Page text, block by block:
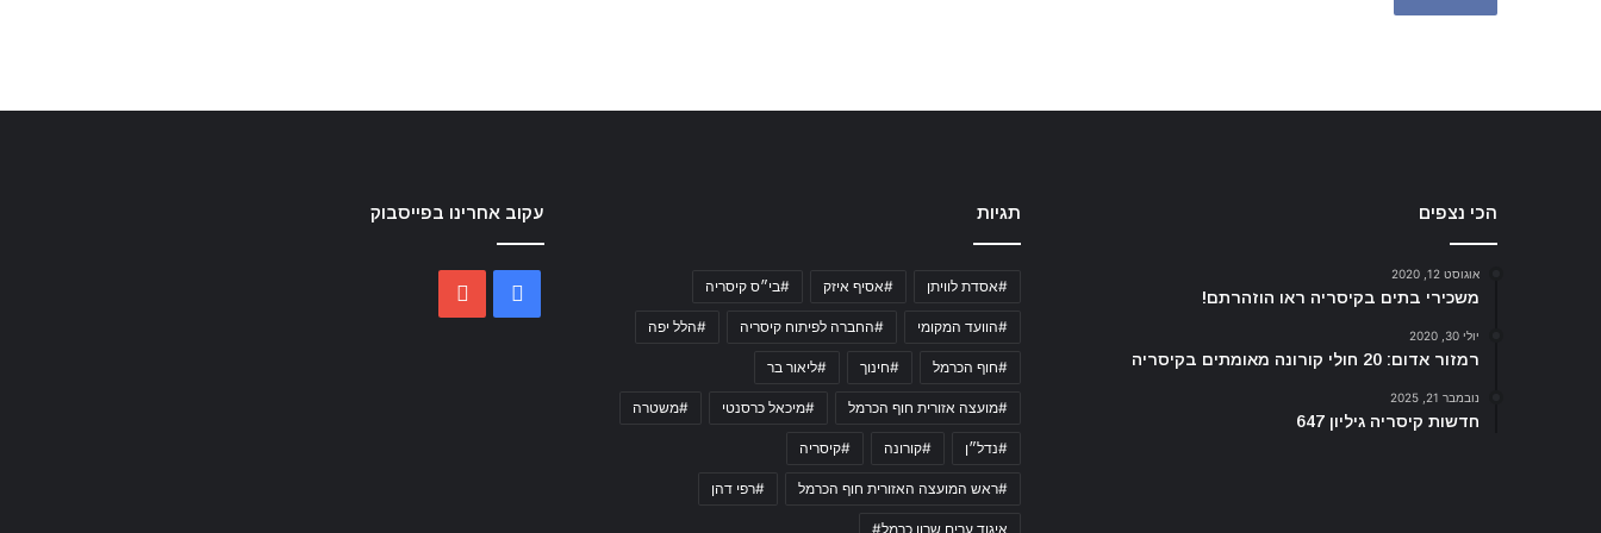
הכי נצפים
אוגוסט 12, 2020
משכירי בתים בקיסריה ראו הוזהרתם!
יולי 30, 2020
רמזור אדום: 20 חולי קורונה מאומתים בקיסריה
נובמבר 21, 2025
חדשות קיסריה גיליון 647
תגיות
#אסדת לוויתן #אסיף איזק #בי״ס קיסריה
#הוועד המקומי #החברה לפיתוח קיסריה #הלל יפה
#חוף הכרמל #חינוך #ליאור בר
#מועצה אזורית חוף הכרמל #מיכאל כרסנטי #משטרה
#נדל״ן #קורונה #קיסריה
#ראש המועצה האזורית חוף הכרמל #רפי דהן
איגוד ערים שרון כרמל#
עקוב אחרינו בפייסבוק
Facebook